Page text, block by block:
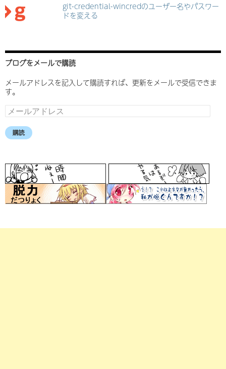
git-credential-wincredのユーザー名やパスワー
ドを変える
ブログをメールで購読
メールアドレスを記入して購読すれば、更新をメールで受信できま
す。
メ
ー
ル
ア
ス
購読